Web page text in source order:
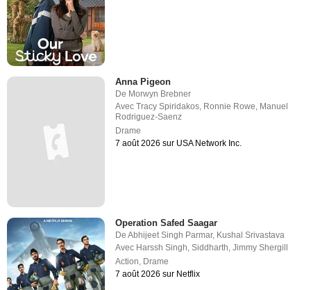
Anna Pigeon
De Morwyn Brebner
AvecTracy Spiridakos Ronnie Rowe Manuel
Rodriguez-Saenz
Drame
7 août 2026 sur USA Network Inc.
Operation Safed Saagar
DeAbhijeet Singh Parmar, Kushal Srivastava
Avec Harssh Singh,Siddharth,Jimmy Shergill
Action, Drame
7 août 2026 sur Netflix